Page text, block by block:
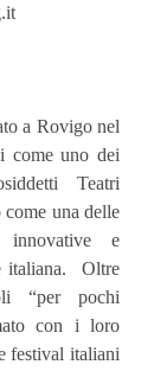
a Rovigo nel
come uno dei
Teatri
una delle
innovative e
italiana.  Oltre
“per pochi
con i loro
festival italiani